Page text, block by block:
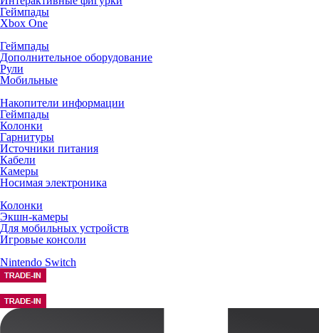
Геймпады
Xbox One
Геймпады
Дополнительное оборудование
Рули
Мобильные
Накопители информации
Геймпады
Колонки
Гарнитуры
Источники питания
Кабели
Камеры
Носимая электроника
Колонки
Экшн-камеры
Для мобильных устройств
Игровые консоли
Nintendo Switch